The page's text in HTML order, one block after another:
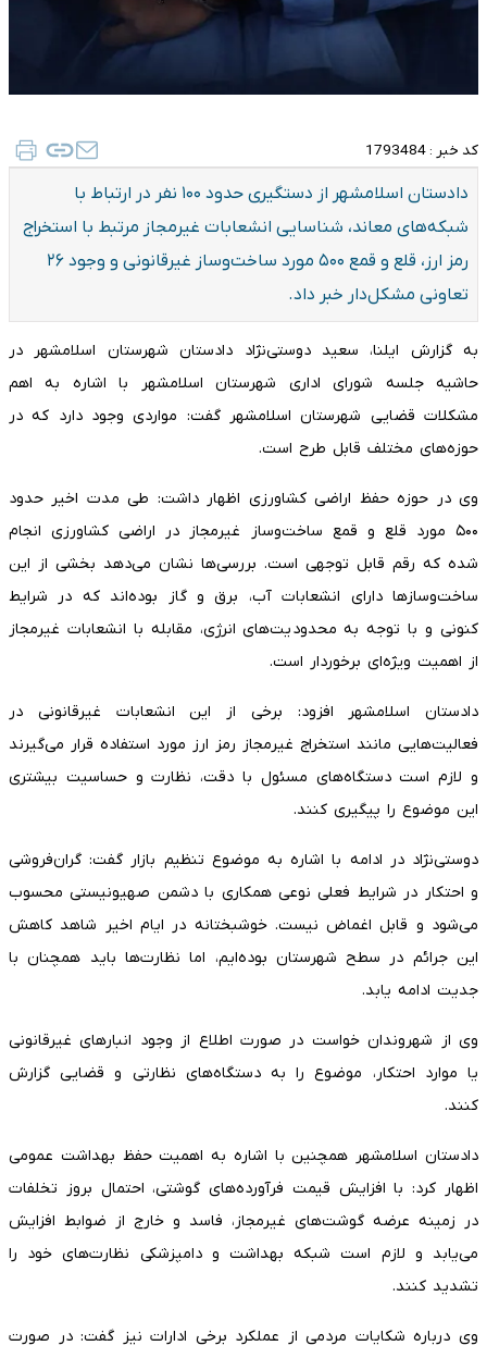
کد خبر : 1793484
دادستان اسلامشهر از دستگیری حدود ۱۰۰ نفر در ارتباط با
شبکه‌های معاند، شناسایی انشعابات غیرمجاز مرتبط با استخراج
رمز ارز، قلع و قمع ۵۰۰ مورد ساخت‌وساز غیرقانونی و وجود ۲۶
تعاونی مشکل‌دار خبر داد.
به گزارش ایلنا، سعید دوستی‌نژاد دادستان شهرستان اسلامشهر در
حاشیه جلسه شورای اداری شهرستان اسلامشهر با اشاره به اهم
مشکلات قضایی شهرستان اسلامشهر گفت: مواردی وجود دارد که در
حوزه‌های مختلف قابل طرح است.
وی در حوزه حفظ اراضی کشاورزی اظهار داشت: طی مدت اخیر حدود
۵۰۰ مورد قلع و قمع ساخت‌وساز غیرمجاز در اراضی کشاورزی انجام
شده که رقم قابل توجهی است. بررسی‌ها نشان می‌دهد بخشی از این
ساخت‌وساز‌ها دارای انشعابات آب، برق و گاز بوده‌اند که در شرایط
کنونی و با توجه به محدودیت‌های انرژی، مقابله با انشعابات غیرمجاز
از اهمیت ویژه‌ای برخوردار است.
دادستان اسلامشهر افزود: برخی از این انشعابات غیرقانونی در
فعالیت‌هایی مانند استخراج غیرمجاز رمز ارز مورد استفاده قرار می‌گیرند
و لازم است دستگاه‌های مسئول با دقت، نظارت و حساسیت بیشتری
این موضوع را پیگیری کنند.
دوستی‌نژاد در ادامه با اشاره به موضوع تنظیم بازار گفت: گران‌فروشی
و احتکار در شرایط فعلی نوعی همکاری با دشمن صهیونیستی محسوب
می‌شود و قابل اغماض نیست. خوشبختانه در ایام اخیر شاهد کاهش
این جرائم در سطح شهرستان بوده‌ایم، اما نظارت‌ها باید همچنان با
جدیت ادامه یابد.
وی از شهروندان خواست در صورت اطلاع از وجود انبار‌های غیرقانونی
یا موارد احتکار، موضوع را به دستگاه‌های نظارتی و قضایی گزارش
کنند.
دادستان اسلامشهر همچنین با اشاره به اهمیت حفظ بهداشت عمومی
اظهار کرد: با افزایش قیمت فرآورده‌های گوشتی، احتمال بروز تخلفات
در زمینه عرضه گوشت‌های غیرمجاز، فاسد و خارج از ضوابط افزایش
می‌یابد و لازم است شبکه بهداشت و دامپزشکی نظارت‌های خود را
تشدید کنند.
وی درباره شکایات مردمی از عملکرد برخی ادارات نیز گفت: در صورت